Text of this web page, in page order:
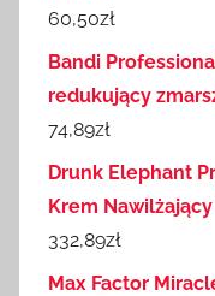
60,50zł
Bandi
redukujący
74,89zł
Drunk Elephant
Krem
332,89zł
Max Factor